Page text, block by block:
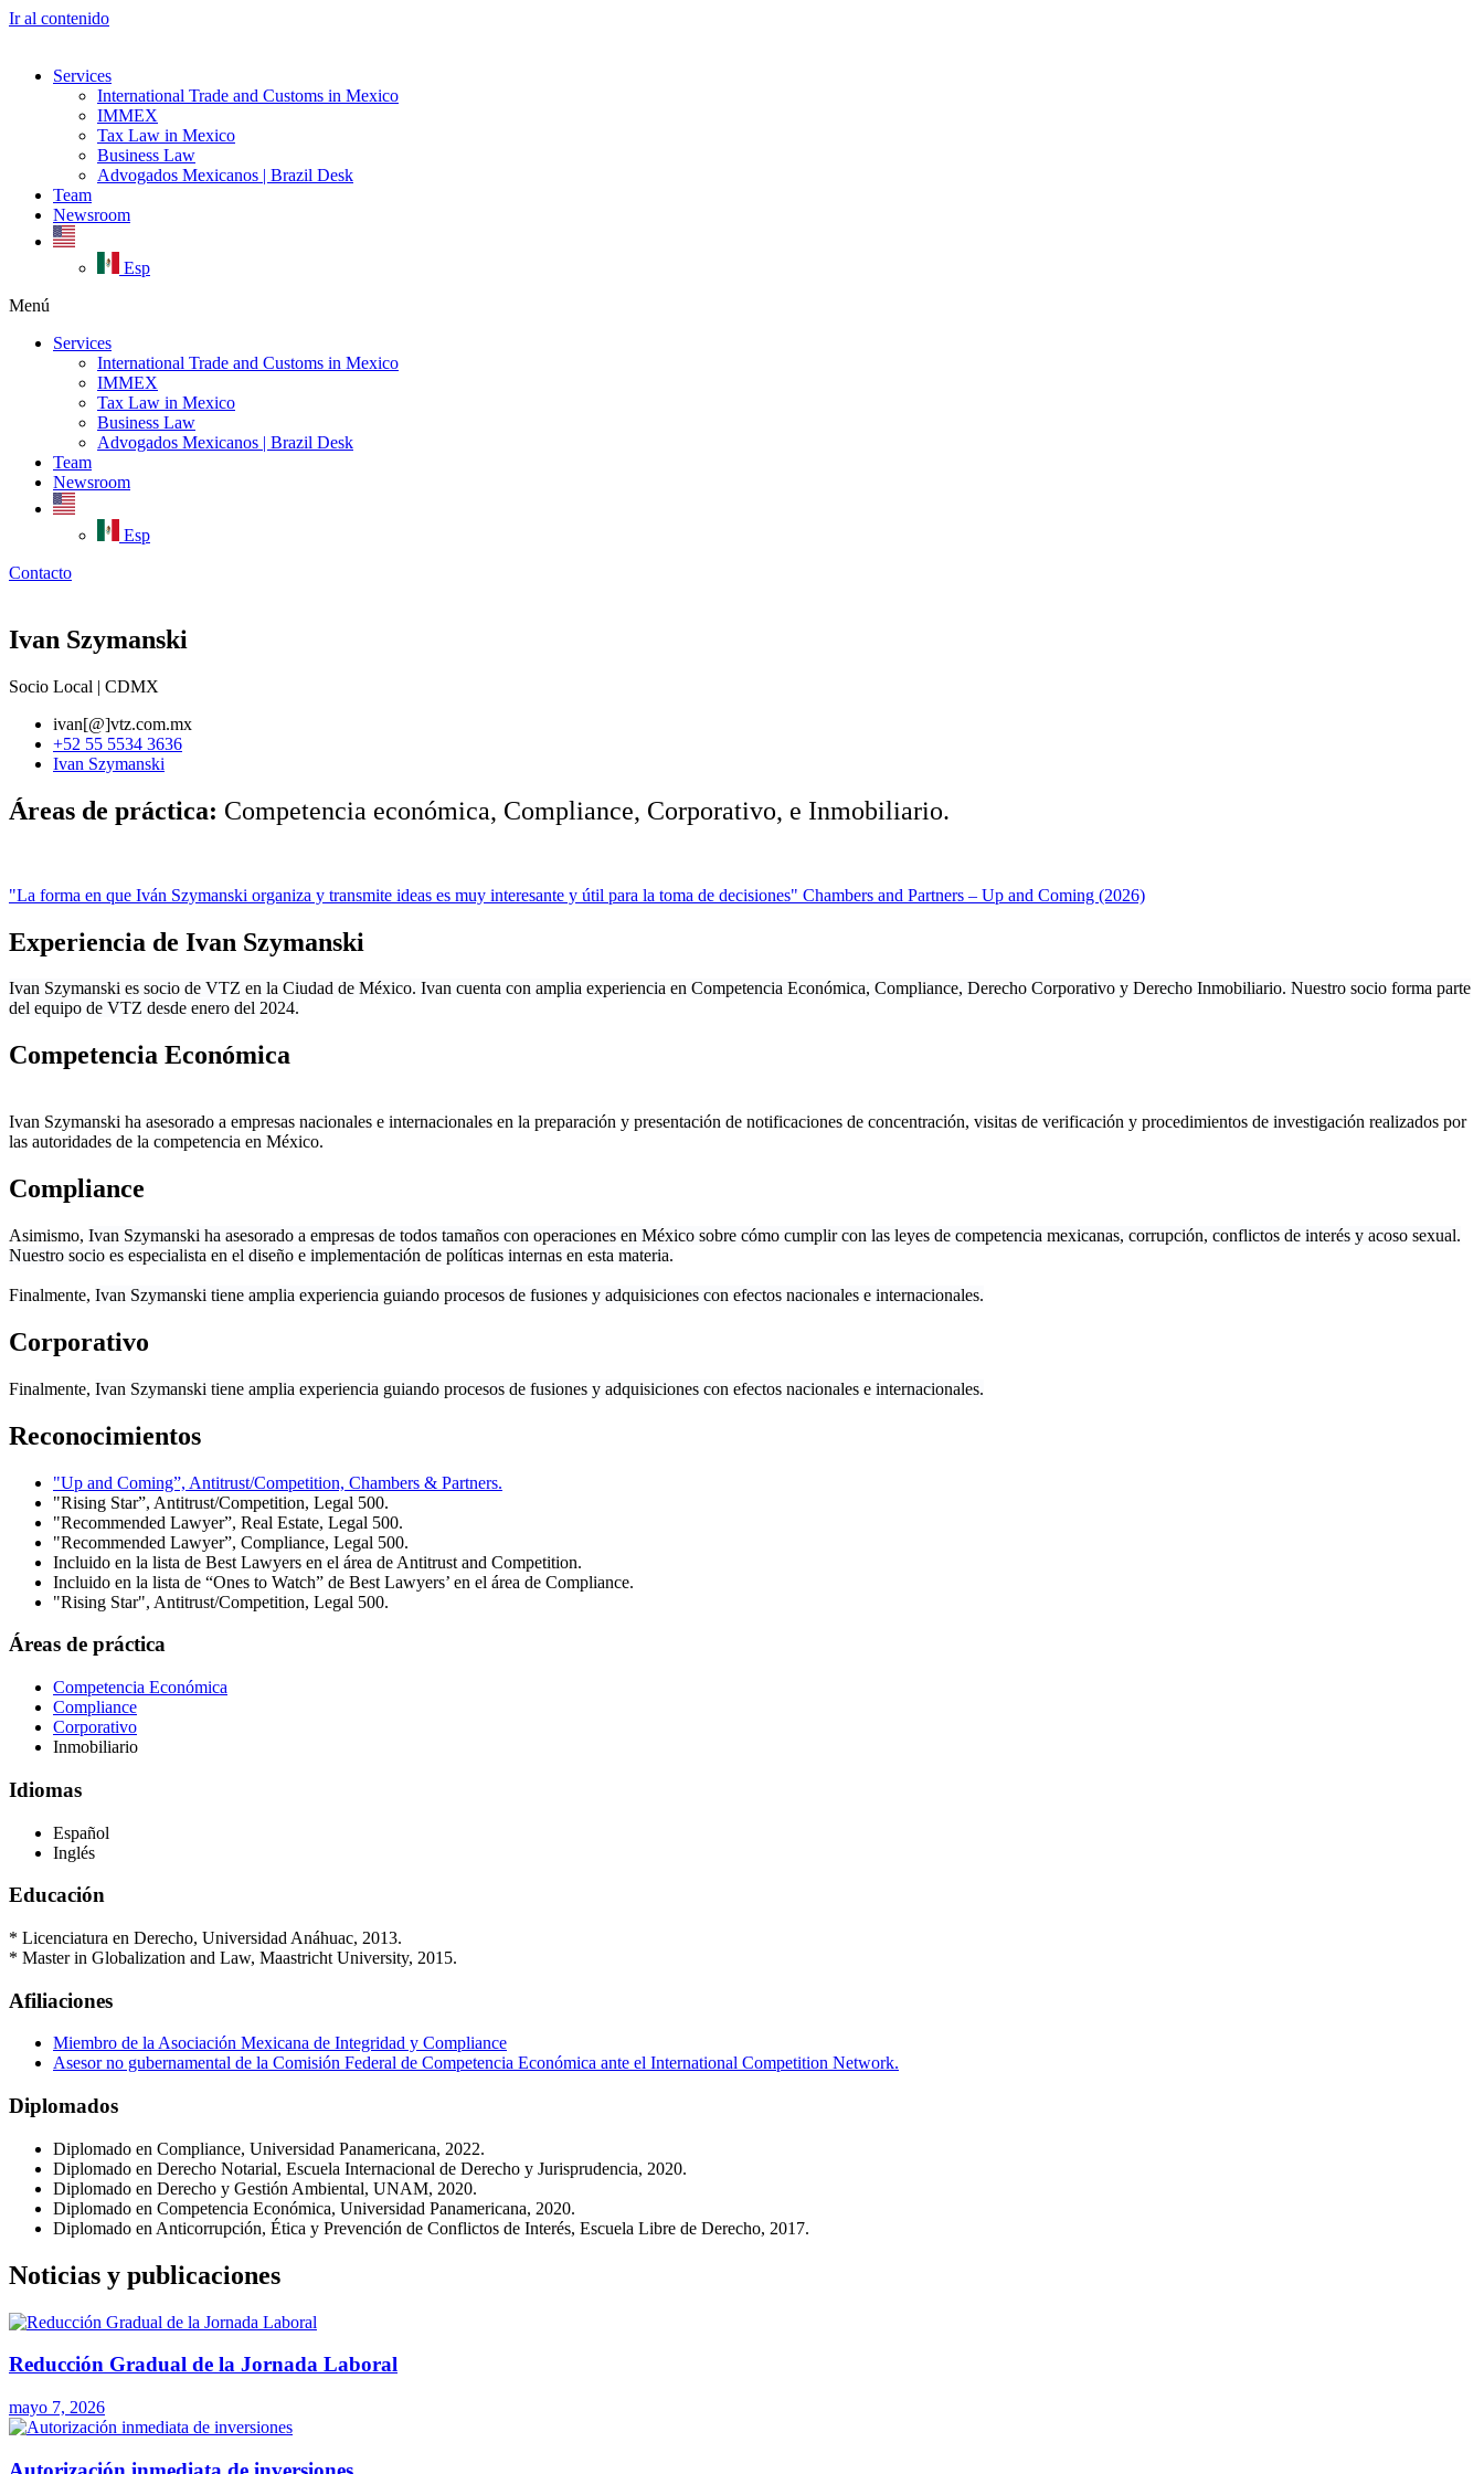
Ir al contenido
Services
International Trade and Customs in Mexico
IMMEX
Tax Law in Mexico
Business Law
Advogados Mexicanos | Brazil Desk
Team
Newsroom
Esp
Menú
Services
International Trade and Customs in Mexico
IMMEX
Tax Law in Mexico
Business Law
Advogados Mexicanos | Brazil Desk
Team
Newsroom
Esp
Contacto
Ivan Szymanski
Socio Local | CDMX
ivan[@]vtz.com.mx
+52 55 5534 3636
Ivan Szymanski
Áreas de práctica: Competencia económica, Compliance, Corporativo, e Inmobiliario.
"La forma en que Iván Szymanski organiza y transmite ideas es muy interesante y útil para la toma de decisiones" Chambers and Partners – Up and Coming (2026)
Experiencia de Ivan Szymanski
Ivan Szymanski es socio de VTZ en la Ciudad de México. Ivan cuenta con amplia experiencia en Competencia Económica, Compliance, Derecho Corporativo y Derecho Inmobiliario. Nuestro socio forma parte
del equipo de VTZ desde enero del 2024.
Competencia Económica
Ivan Szymanski ha asesorado a empresas nacionales e internacionales en la preparación y presentación de notificaciones de concentración, visitas de verificación y procedimientos de investigación realizados por
las autoridades de la competencia en México.
Compliance
Asimismo, Ivan Szymanski ha asesorado a empresas de todos tamaños con operaciones en México sobre cómo cumplir con las leyes de competencia mexicanas, corrupción, conflictos de interés y acoso sexual.
Nuestro socio es especialista en el diseño e implementación de políticas internas en esta materia.
Finalmente, Ivan Szymanski tiene amplia experiencia guiando procesos de fusiones y adquisiciones con efectos nacionales e internacionales.
Corporativo
Finalmente, Ivan Szymanski tiene amplia experiencia guiando procesos de fusiones y adquisiciones con efectos nacionales e internacionales.
Reconocimientos
"Up and Coming”, Antitrust/Competition, Chambers & Partners.
"Rising Star”, Antitrust/Competition, Legal 500.
"Recommended Lawyer”, Real Estate, Legal 500.
"Recommended Lawyer”, Compliance, Legal 500.
Incluido en la lista de Best Lawyers en el área de Antitrust and Competition.
Incluido en la lista de “Ones to Watch” de Best Lawyers’ en el área de Compliance.
"Rising Star", Antitrust/Competition, Legal 500.
Áreas de práctica
Competencia Económica
Compliance
Corporativo
Inmobiliario
Idiomas
Español
Inglés
Educación
* Licenciatura en Derecho, Universidad Anáhuac, 2013.
* Master in Globalization and Law, Maastricht University, 2015.
Afiliaciones
Miembro de la Asociación Mexicana de Integridad y Compliance
Asesor no gubernamental de la Comisión Federal de Competencia Económica ante el International Competition Network.
Diplomados
Diplomado en Compliance, Universidad Panamericana, 2022.
Diplomado en Derecho Notarial, Escuela Internacional de Derecho y Jurisprudencia, 2020.
Diplomado en Derecho y Gestión Ambiental, UNAM, 2020.
Diplomado en Competencia Económica, Universidad Panamericana, 2020.
Diplomado en Anticorrupción, Ética y Prevención de Conflictos de Interés, Escuela Libre de Derecho, 2017.
Noticias y publicaciones
Reducción Gradual de la Jornada Laboral
mayo 7, 2026